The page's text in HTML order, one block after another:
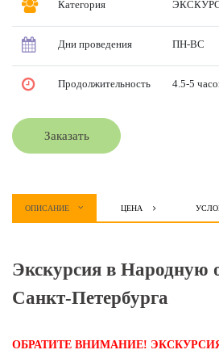
Категория
Дни проведения ПН-ВС
Продолжительность 4.5-5
Заказать
ОПИСАНИЕ ЦЕНА
Экскурсия в Народную
Санкт-Петербурга
ОБРАТИТЕ ВНИМАНИЕ!